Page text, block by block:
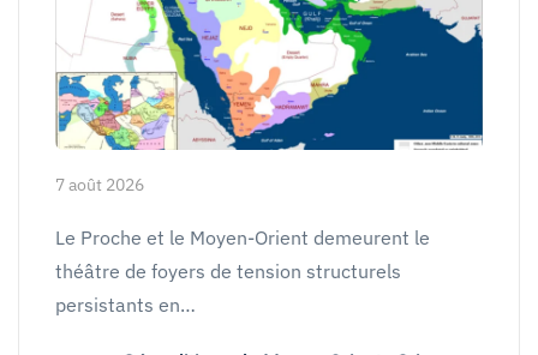
7 août 2026
Le Proche et le Moyen-Orient demeurent le
théâtre de foyers de tension structurels
persistants en…